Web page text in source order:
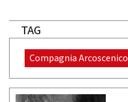
TAG
Compagnia Arcoscenico